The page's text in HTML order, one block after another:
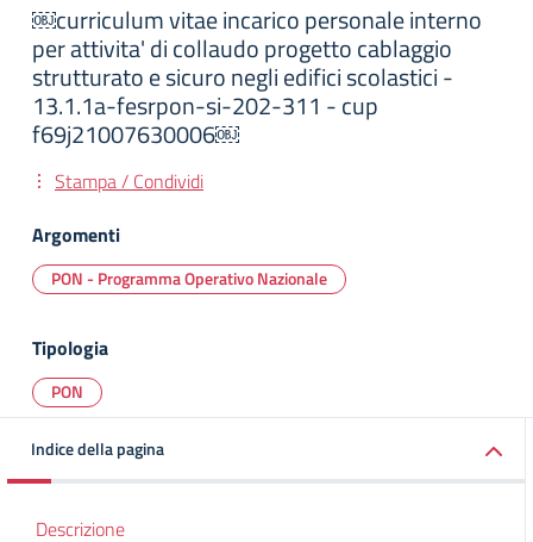
￼curriculum vitae incarico personale interno
per attivita' di collaudo progetto cablaggio
strutturato e sicuro negli edifici scolastici -
13.1.1a-fesrpon-si-202-311 - cup
f69j21007630006￼
Stampa / Condividi
Argomenti
PON - Programma Operativo Nazionale
Tipologia
PON
Indice della pagina
Descrizione